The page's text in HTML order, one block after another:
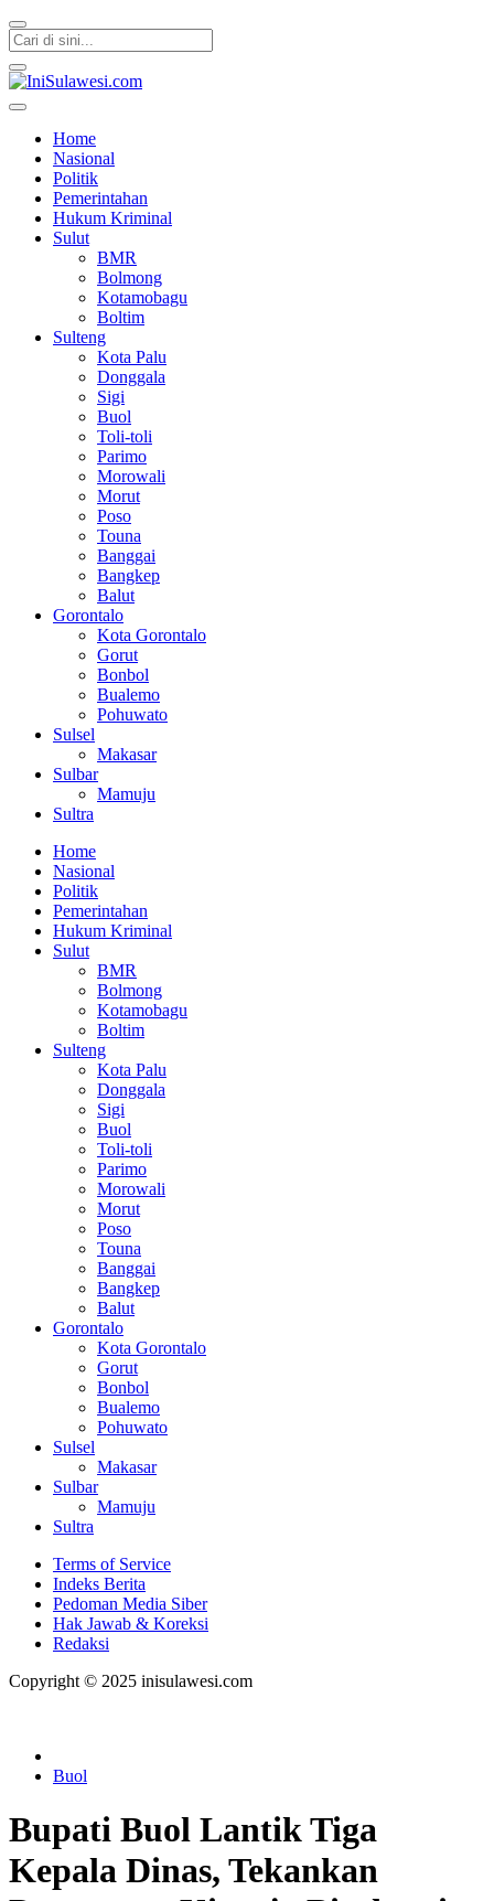
Home
Nasional
Politik
Pemerintahan
Hukum Kriminal
Sulut
BMR
Bolmong
Kotamobagu
Boltim
Sulteng
Kota Palu
Donggala
Sigi
Buol
Toli-toli
Parimo
Morowali
Morut
Poso
Touna
Banggai
Bangkep
Balut
Gorontalo
Kota Gorontalo
Gorut
Bonbol
Bualemo
Pohuwato
Sulsel
Makasar
Sulbar
Mamuju
Sultra
Home
Nasional
Politik
Pemerintahan
Hukum Kriminal
Sulut
BMR
Bolmong
Kotamobagu
Boltim
Sulteng
Kota Palu
Donggala
Sigi
Buol
Toli-toli
Parimo
Morowali
Morut
Poso
Touna
Banggai
Bangkep
Balut
Gorontalo
Kota Gorontalo
Gorut
Bonbol
Bualemo
Pohuwato
Sulsel
Makasar
Sulbar
Mamuju
Sultra
Terms of Service
Indeks Berita
Pedoman Media Siber
Hak Jawab & Koreksi
Redaksi
Copyright © 2025 inisulawesi.com
Buol
Bupati Buol Lantik Tiga
Kepala Dinas, Tekankan